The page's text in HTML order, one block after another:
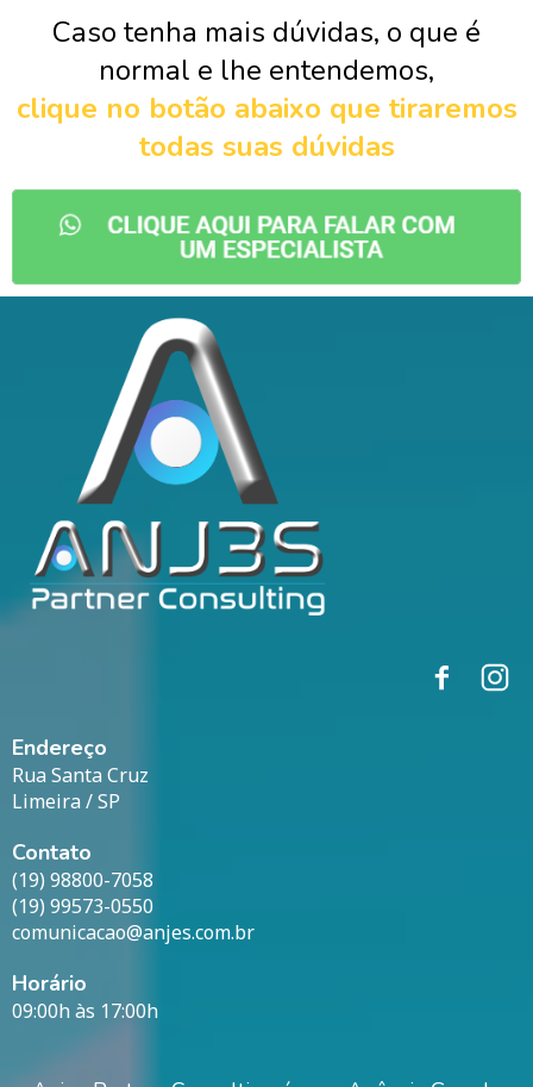
Caso tenha mais dúvidas, o que é
normal e lhe entendemos,
clique no botão abaixo que tiraremos
todas suas dúvidas
Endereço
Rua Santa Cruz
Limeira / SP
Contato
(19) 98800-7058
(19) 99573-0550
comunicacao@anjes.com.br
Horário
09:00h às 17:00h